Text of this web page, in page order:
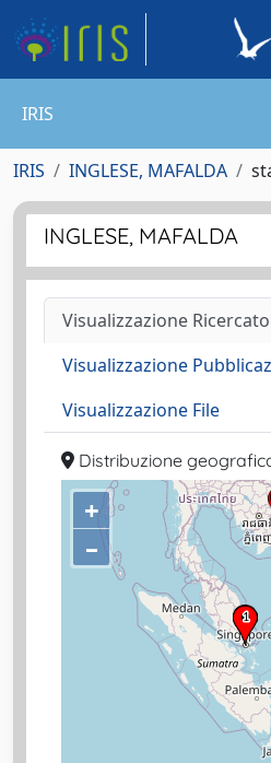
IRIS
IRIS INGLESE, MAFALDA
INGLESE, MAFALDA
Visualizzazione
Visualizzazione
Visualizzazione File
Distribuzione
+
–